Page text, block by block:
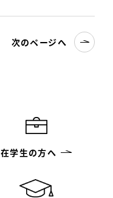
次のページへ
在学生の方へ